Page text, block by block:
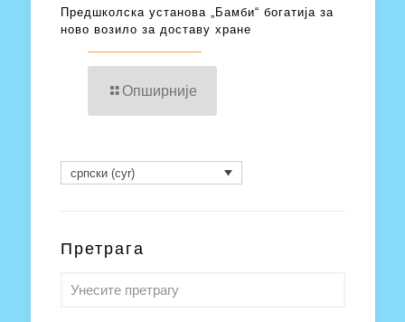
Предшколска установа „Бамби“ богатија за
ново возило за доставу хране
Опширније
српски (cyr)
Претрага